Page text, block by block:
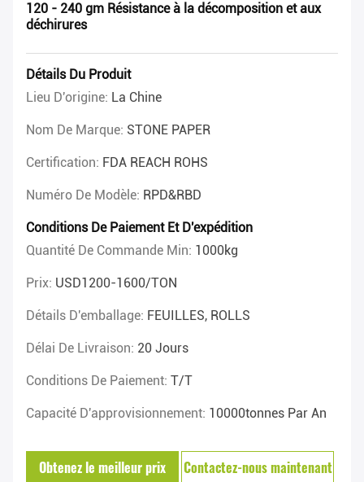
120 - 240 gm Résistance à la décomposition et aux
déchirures
Détails Du Produit
Lieu D'origine: La Chine
Nom De Marque: STONE PAPER
Certification: FDA REACH ROHS
Numéro De Modèle: RPD&RBD
Conditions De Paiement Et D'expédition
Quantité De Commande Min: 1000kg
Prix: USD1200-1600/TON
Détails D'emballage: FEUILLES, ROLLS
Délai De Livraison: 20 Jours
Conditions De Paiement: T/T
Capacité D'approvisionnement: 10000tonnes Par An
Obtenez le meilleur prix Contactez-nous maintenant